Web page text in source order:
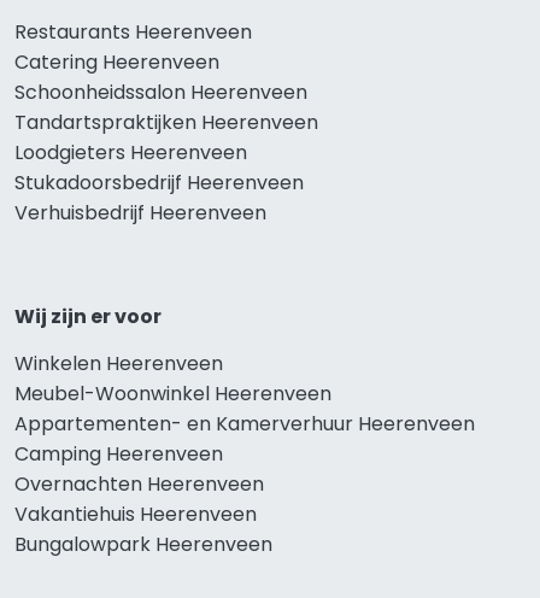
Restaurants Heerenveen
Catering Heerenveen
Schoonheidssalon Heerenveen
Tandartspraktijken Heerenveen
Loodgieters Heerenveen
Stukadoorsbedrijf Heerenveen
Verhuisbedrijf Heerenveen
Wij zijn er voor
Winkelen Heerenveen
Meubel-Woonwinkel Heerenveen
Appartementen- en Kamerverhuur Heerenveen
Camping Heerenveen
Overnachten Heerenveen
Vakantiehuis Heerenveen
Bungalowpark Heerenveen